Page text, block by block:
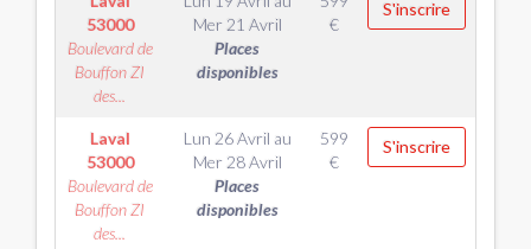
53000
Boulevard de
Bouffon ZI
des...
Mer 21 Avril
Places
disponibles
€
S'inscrire
Laval
53000
Boulevard de
Bouffon ZI
des...
Lun 26 Avril au
Mer 28 Avril
Places
disponibles
599
€
S'inscrire